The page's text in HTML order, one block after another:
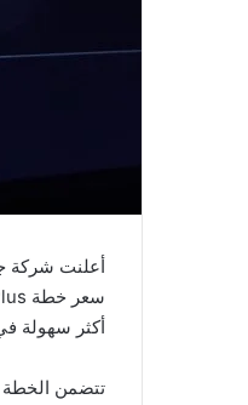
أعلنت شركة
أكثر سهولة